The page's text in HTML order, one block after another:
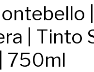
|
| Tinto
750ml